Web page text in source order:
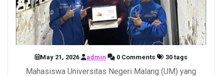
May 21, 2026 admin 0 Comments 30 tags
Mahasiswa Universitas Negeri Malang (UM) yang